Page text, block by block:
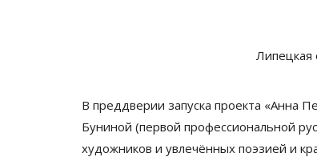
Липецкая
В преддверии запуска проекта «Анна
Буниной (первой профессиональной
художников и увлечённых поэзией и